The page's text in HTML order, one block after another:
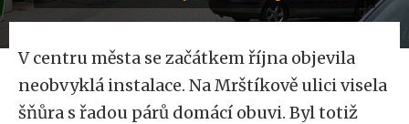
V centru města se začátkem října objevila
neobvyklá instalace. Na Mrštíkově ulici visela
šňůra s řadou párů domácí obuvi. Byl totiž